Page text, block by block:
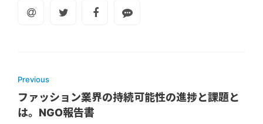
Previous
ファッション業界の持続可能性の進捗と課題と
は。NGO報告書